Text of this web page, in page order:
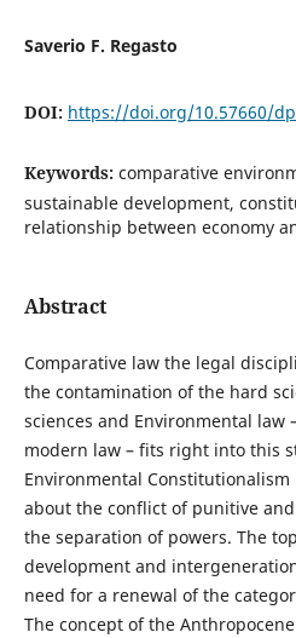
Saverio F. Regasto
DOI: https://doi.org/10.57660/
Keywords: comparative
sustainable development,
relationship between economy
Abstract
Comparative law the legal
the contamination of the hard
sciences and Environmental law
modern law – fits right into this
Environmental
about the conflict of punitive
the separation of powers. The
development and
need for a renewal of the
The concept of the